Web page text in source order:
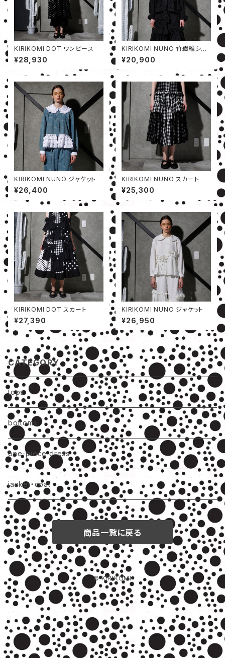
KIRIKOMI DOT ワンピース
¥28,930
KIRIKOMI NUNO 竹繊維シャ
ツ
¥20,900
KIRIKOMI NUNO ジャケット
¥26,400
KIRIKOMI NUNO スカート
¥25,300
KIRIKOMI DOT スカート
¥27,390
KIRIKOMI NUNO ジャケット
¥26,950
CATEGORY
tops
bottoms
one-piece dress
jacket・coat
商品一覧に戻る
© KIRIKOMI